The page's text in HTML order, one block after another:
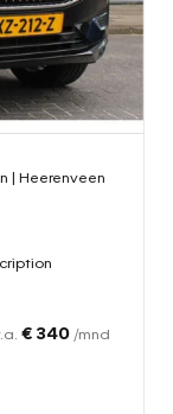
| Heerenveen
€ 340 /mnd